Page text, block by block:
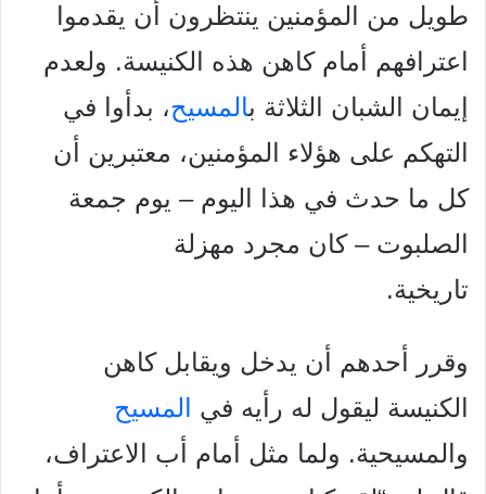
طويل من المؤمنين ينتظرون أن يقدموا
اعترافهم أمام كاهن هذه الكنيسة. ولعدم
إيمان
الشبان الثلاثة بالمسيح، بدأوا في
التهكم على هؤلاء المؤمنين، معتبرين
أن
كل ما حدث في هذا اليوم – يوم جمعة
الصلبوت – كان مجرد مهزلة
تاريخية.
وقرر أحدهم أن يدخل ويقابل كاهن
الكنيسة ليقول له رأيه في
المسيح
والمسيحية. ولما مثل أمام أب الاعتراف،